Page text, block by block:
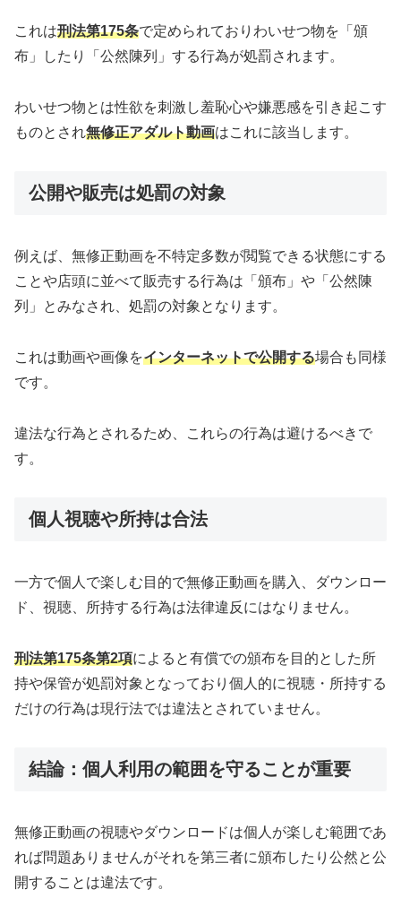
これは刑法第175条で定められておりわいせつ物を「頒
布」したり「公然陳列」する行為が処罰されます。
わいせつ物とは性欲を刺激し羞恥心や嫌悪感を引き起こす
ものとされ無修正アダルト動画はこれに該当します。
公開や販売は処罰の対象
例えば、無修正動画を不特定多数が閲覧できる状態にする
ことや店頭に並べて販売する行為は「頒布」や「公然陳
列」とみなされ、処罰の対象となります。
これは動画や画像をインターネットで公開する場合も同様
です。
違法な行為とされるため、これらの行為は避けるべきで
す。
個人視聴や所持は合法
一方で個人で楽しむ目的で無修正動画を購入、ダウンロー
ド、視聴、所持する行為は法律違反にはなりません。
刑法第175条第2項によると有償での頒布を目的とした所
持や保管が処罰対象となっており個人的に視聴・所持する
だけの行為は現行法では違法とされていません。
結論：個人利用の範囲を守ることが重要
無修正動画の視聴やダウンロードは個人が楽しむ範囲であ
れば問題ありませんがそれを第三者に頒布したり公然と公
開することは違法です。